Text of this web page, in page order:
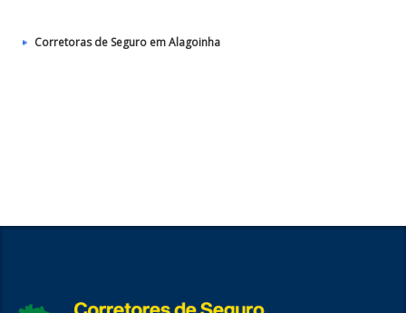
Corretoras de Seguro em Alagoinha